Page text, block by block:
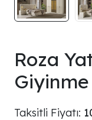
Roza
Giyinme
Taksitli Fiyatı: